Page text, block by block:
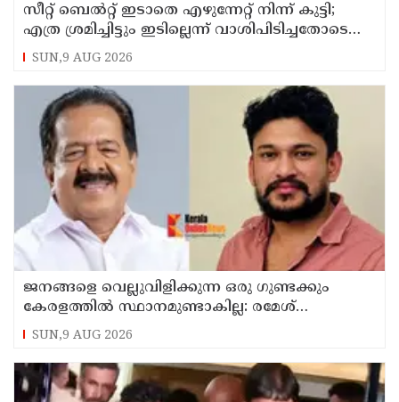
സീറ്റ് ബെല്‍റ്റ് ഇടാതെ എഴുന്നേറ്റ് നിന്ന് കുട്ടി;
എത്ര ശ്രമിച്ചിട്ടും ഇടില്ലെന്ന് വാശിപിടിച്ചതോടെ
വിമാനം റദ്ദാക്കി
SUN,9 AUG 2026
ജനങ്ങളെ വെല്ലുവിളിക്കുന്ന ഒരു ഗുണ്ടക്കും
കേരളത്തില്‍ സ്ഥാനമുണ്ടാകില്ല: രമേശ്
ചെന്നിത്തല
SUN,9 AUG 2026